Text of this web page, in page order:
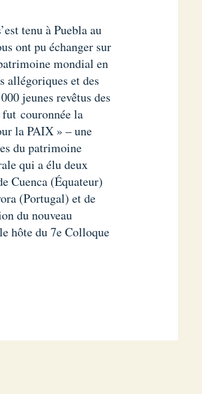
tenu à Puebla au
ont pu échanger sur
mondial en
allégoriques et des
jeunes revêtus des
couronnée la
la PAIX » – une
du patrimoine
qui a élu deux
Cuenca (Équateur)
(Portugal) et de
du nouveau
hôte du 7e Colloque